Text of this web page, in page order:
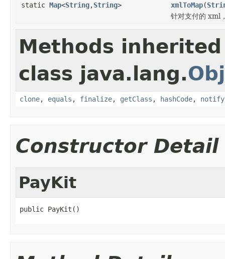
static Map<String,String> xmlToMap(
针对支付的 xml
Methods
class java.lang.
clone, equals , finalize, getClass , hashCode, notify
Constructor Detail
PayKit
public PayKit()